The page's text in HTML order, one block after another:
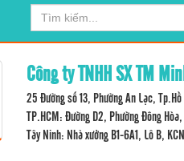
Công ty TNHH SX TM
25 Đường số 13, Phường An Lạc,
TP.HCM: Đường D2, Phường Đông
Tây Ninh: Nhà xưởng B1-6A1, Lô B,